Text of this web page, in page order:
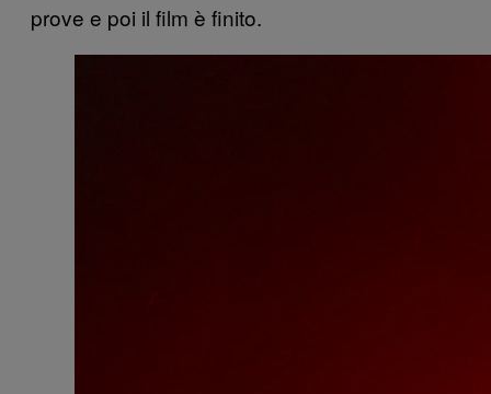
prove e poi il film è finito.